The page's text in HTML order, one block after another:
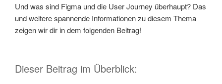
Und was sind Figma und die User Journey überhaupt? Das
und weitere spannende Informationen zu diesem Thema
zeigen wir dir in dem folgenden Beitrag!
Dieser Beitrag im Überblick: